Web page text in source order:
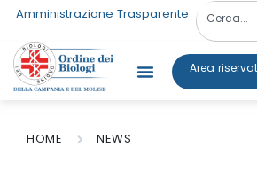
Amministrazione Trasparente
Area
HOME NEWS